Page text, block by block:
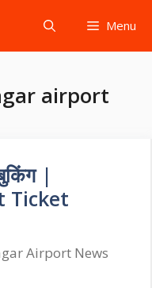
Menu
airport
|
Ticket
Airport News